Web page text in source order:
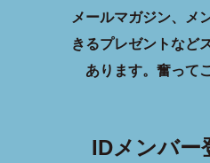
メールマガジン、メ
きるプレゼントなど
あります。 奮って
IDメンバー